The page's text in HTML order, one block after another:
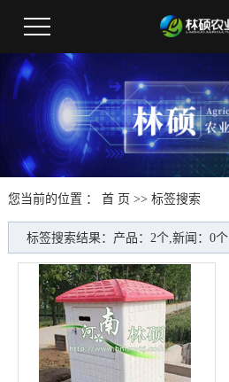
您当前的位置 ： 首 页 >> 标签搜索
标签搜索结果：产品：2个,新闻：0个